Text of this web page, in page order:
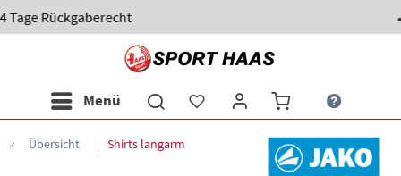
Menü
Übersicht Shirts langarm